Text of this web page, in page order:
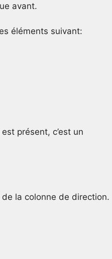
avant.
éléments suivant:
présent, c’est un
la colonne de direction.